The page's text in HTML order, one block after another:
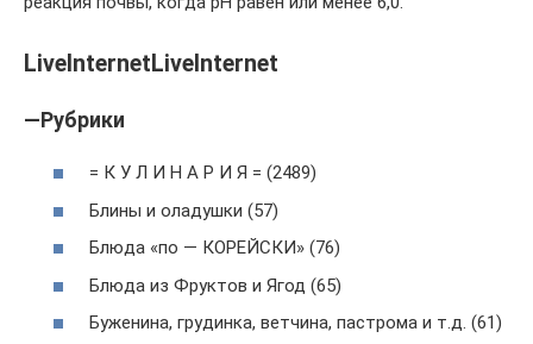
LiveInternetLiveInternet
—Рубрики
= К У Л И Н А Р И Я = (2489)
Блины и оладушки (57)
Блюда «по — КОРЕЙСКИ» (76)
Блюда из Фруктов и Ягод (65)
Буженина, грудинка, ветчина, пастрома и т.д. (61)